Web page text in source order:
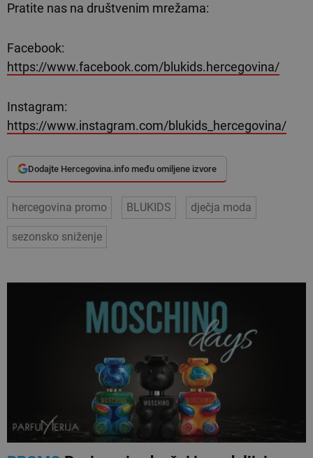
Pratite nas na društvenim mrežama:
Facebook:
https://www.facebook.com/blukids.hercegovina/
Instagram:
https://www.instagram.com/blukids_hercegovina/
Dodajte Hercegovina.info među omiljene izvore
hercegovina promo BLUKIDS dječja moda
sezonsko sniženje